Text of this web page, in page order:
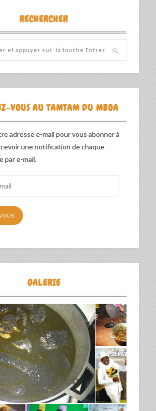
RECHERCHER
VOUS AU TAMTAM DU MBOA
adresse e-mail pour vous abonner à
une notification de chaque
par e-mail.
GALERIE